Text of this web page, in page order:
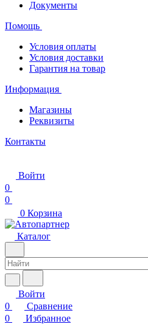
Документы
Помощь
Условия оплаты
Условия доставки
Гарантия на товар
Информация
Магазины
Реквизиты
Контакты
Войти
0
0
0 Корзина
Каталог
Войти
0
Сравнение
0
Избранное